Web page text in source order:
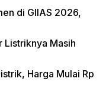
di GIIAS 2026,
Listriknya Masih
Harga Mulai Rp